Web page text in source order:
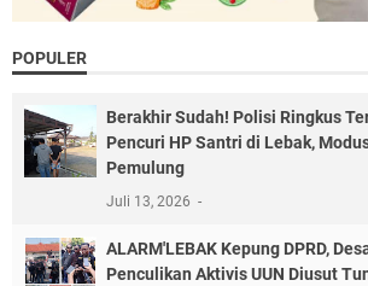
POPULER
Berakhir Sudah! Polisi Ringkus
Pencuri HP Santri di Lebak,
Pemulung
Juli 13, 2026
ALARM'LEBAK Kepung DPRD,
Penculikan Aktivis UUN Diusut